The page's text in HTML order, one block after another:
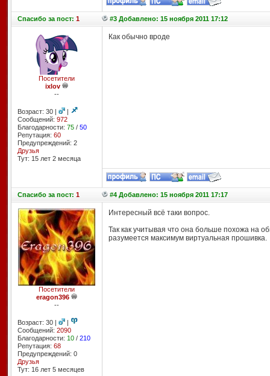
Спасибоза пост: 1 #3 Добавлено: 15 ноября 2011 17:12
Посетители
ixlov
--
Возраст: 30 |
|
Сообщений: 972
Благодарности: 75/ 50
Репутация: 60
Предупреждений: 2
Друзья
Тут: 15 лет 2 месяцa
Как обычно вроде
Спасибоза пост: 1 #4 Добавлено: 15 ноября 2011 17:17
Посетители
eragon396
--
Возраст: 30 |
|
Сообщений: 2090
Благодарности: 10/ 210
Репутация: 68
Предупреждений: 0
Друзья
Тут: 16 лет 5 месяцев
Интересный всё таки вопрос.
Так как учитывая что она больше похожа на
разумеется максимум виртуальная прошивка.